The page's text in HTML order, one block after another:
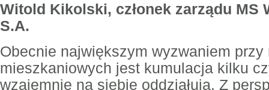
Witold Kikolski, członek zarządu MS
S.A.
Obecnie największym wyzwaniem
mieszkaniowych jest kumulacja kilku
wzajemnie na siebie oddziałują. Z